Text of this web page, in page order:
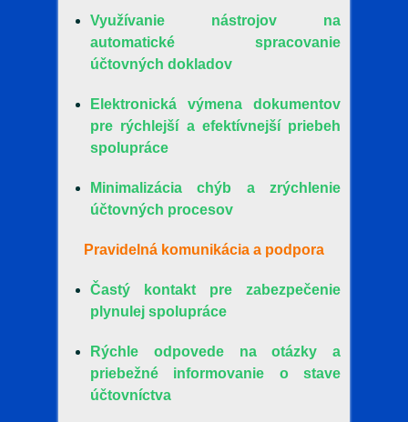
Využívanie nástrojov na
automatické spracovanie
účtovných dokladov
Elektronická výmena dokumentov
pre rýchlejší a efektívnejší priebeh
spolupráce
Minimalizácia chýb a zrýchlenie
účtovných procesov
Pravidelná komunikácia a podpora
Častý kontakt pre zabezpečenie
plynulej spolupráce
Rýchle odpovede na otázky a
priebežné informovanie o stave
účtovníctva